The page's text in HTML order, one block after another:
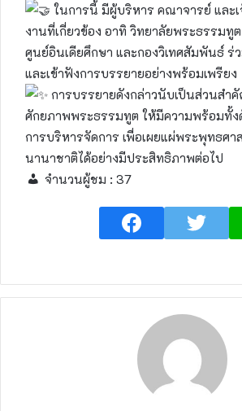
ในการนี้ มีผู้บริหาร คณาจารย์ และ
งานที่เกี่ยวข้อง อาทิ วิทยาลัยพระธรรมทู
ศูนย์อินเดียศึกษา และกองวิเทศสัมพันธ์ ร่
และเข้าฟังการบรรยายอย่างพร้อมเพรียง
การบรรยายดังกล่าวนับเป็นส่วนส
ศักยภาพพระธรรมทูต ให้มีความพร้อมทั้ง
การบริหารจัดการ เพื่อเผยแผ่พระพุทธศา
นานาชาติได้อย่างมีประสิทธิภาพต่อไป
จำนวนผู้ชม : 37